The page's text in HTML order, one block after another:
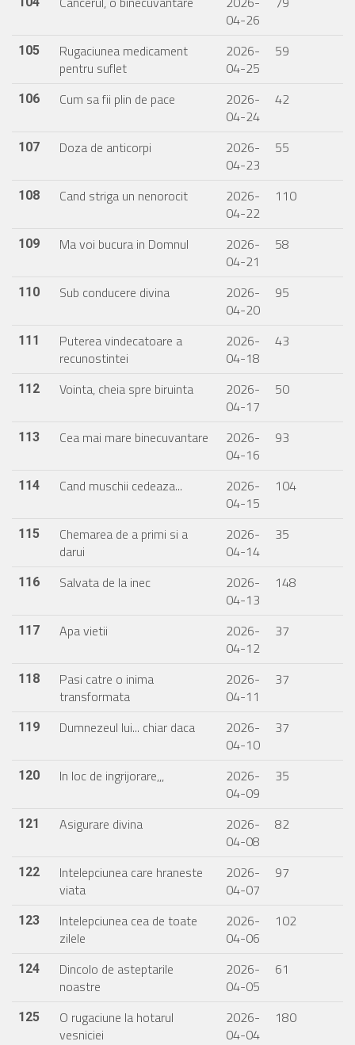
04-26
105
Rugaciunea medicament
pentru suflet
2026-
04-25
59
106 Cum sa fii plin de pace
2026-
04-24
42
107 Doza de anticorpi
2026-
04-23
55
108 Cand striga un nenorocit
2026-
04-22
110
109 Ma voi bucura in Domnul
2026-
04-21
58
110 Sub conducere divina
2026-
04-20
95
111
Puterea vindecatoare a
recunostintei
2026-
04-18
43
112 Vointa, cheia spre biruinta
2026-
04-17
50
113 Cea mai mare binecuvantare
2026-
04-16
93
114 Cand muschii cedeaza...
2026-
04-15
104
115
Chemarea de a primi si a
darui
2026-
04-14
35
116 Salvata de la inec
2026-
04-13
148
117 Apa vietii
2026-
04-12
37
118
Pasi catre o inima
transformata
2026-
04-11
37
119 Dumnezeul lui... chiar daca
2026-
04-10
37
120 In loc de ingrijorare,,,
2026-
04-09
35
121 Asigurare divina
2026-
04-08
82
122
Intelepciunea care hraneste
viata
2026-
04-07
97
123
Intelepciunea cea de toate
zilele
2026-
04-06
102
124
Dincolo de asteptarile
noastre
2026-
04-05
61
125
O rugaciune la hotarul
vesniciei
2026-
04-04
180